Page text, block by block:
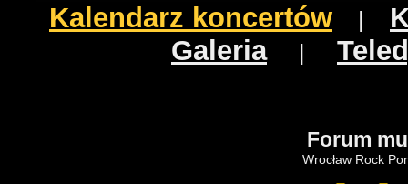
Kalendarz koncertów
Galeria|
Forum
Wrocław Rock